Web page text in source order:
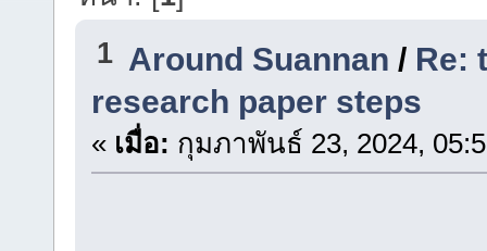
1 Around Suannan / Re:
research paper steps
« เมื่อ: กุมภาพันธ์ 23, 2024,